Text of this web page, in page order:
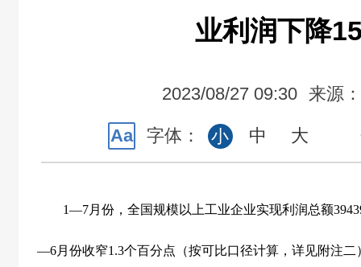
业利润下降
2023/08/27 09:30 来源
Aa 字体： 小 中 大
1—7月份，全国规模以上工业企业实现利润总额
—6月份收窄1.3个百分点（按可比口径计算，详见附注二